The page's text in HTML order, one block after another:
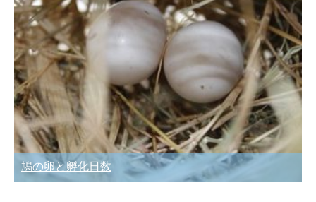
鳩の卵と孵化日数